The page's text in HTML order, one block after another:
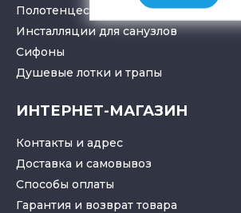
Полотенцесушители
Инсталляции для санузлов
Cифоны
Душевые лотки и трапы
ИНТЕРНЕТ-МАГАЗИН
Контакты и адрес
Доставка и самовывоз
Способы оплаты
Гарантия и возврат товара